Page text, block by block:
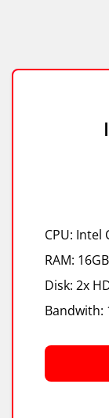
CPU: Intel
RAM:
Disk: 2x
Bandwith: